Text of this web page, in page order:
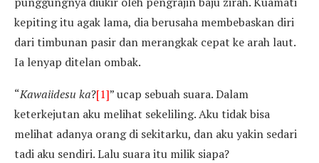
kepiting itu agak lama, dia berusaha membebaskan diri
dari timbunan pasir dan merangkak cepat ke arah laut.
Ia lenyap ditelan ombak.
“Kawaiidesu ka?[1]” ucap sebuah suara. Dalam
keterkejutan aku melihat sekeliling. Aku tidak bisa
melihat adanya orang di sekitarku, dan aku yakin sedari
tadi aku sendiri. Lalu suara itu milik siapa?